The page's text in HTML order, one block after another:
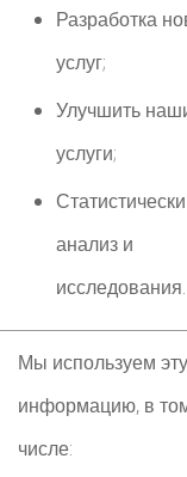
Разработка
услуг;
Улучшить
услуги;
анализ и
исследования.
Мы используем эту
информацию, в
числе: